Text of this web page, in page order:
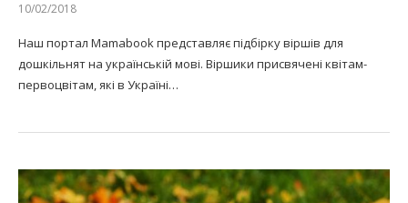
10/02/2018
Наш портал Mamabook представляє підбірку віршів для
дошкільнят на українській мові. Віршики присвячені квітам-
первоцвітам, які в Україні…